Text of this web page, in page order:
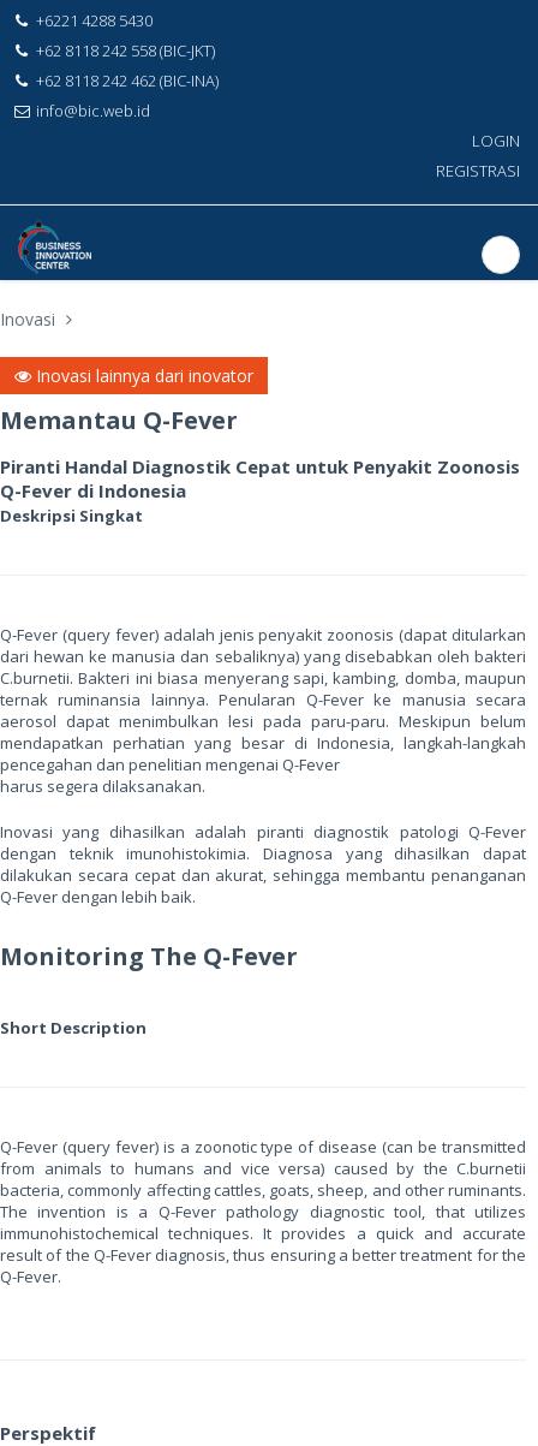
+6221 4288 5430
+62 8118 242 558 (BIC-JKT)
+62 8118 242 462 (BIC-INA)
info@bic.web.id
LOGIN
REGISTRASI
Inovasi
Inovasi lainnya dari inovator
Memantau Q-Fever
Piranti Handal Diagnostik Cepat untuk Penyakit Zoonosis
Q-Fever di Indonesia
Deskripsi Singkat
Q-Fever (query fever) adalah jenis penyakit zoonosis (dapat ditularkan
dari hewan ke manusia dan sebaliknya) yang disebabkan oleh bakteri
C.burnetii. Bakteri ini biasa menyerang sapi, kambing, domba, maupun
ternak ruminansia lainnya. Penularan Q-Fever ke manusia secara
aerosol dapat menimbulkan lesi pada paru-paru. Meskipun belum
mendapatkan perhatian yang besar di Indonesia, langkah-langkah
pencegahan dan penelitian mengenai Q-Fever
harus segera dilaksanakan.
Inovasi yang dihasilkan adalah piranti diagnostik patologi Q-Fever
dengan teknik imunohistokimia. Diagnosa yang dihasilkan dapat
dilakukan secara cepat dan akurat, sehingga membantu penanganan
Q-Fever dengan lebih baik.
Monitoring The Q-Fever
Short Description
Q-Fever (query fever) is a zoonotic type of disease (can be transmitted
from animals to humans and vice versa) caused by the C.burnetii
bacteria, commonly affecting cattles, goats, sheep, and other ruminants.
The invention is a Q-Fever pathology diagnostic tool, that utilizes
immunohistochemical techniques. It provides a quick and accurate
result of the Q-Fever diagnosis, thus ensuring a better treatment for the
Q-Fever.
Perspektif